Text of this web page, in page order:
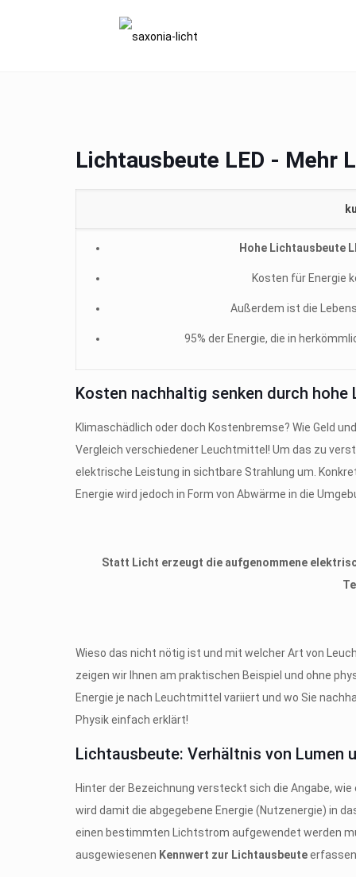
Lichtausbeute LED - Mehr
Hohe Lichtausbeute
Kosten für Energie
Außerdem ist die
95% der Energie, die in
Kosten nachhaltig senken durch hohe
Klimaschädlich oder doch Kostenbremse? Wie Geld
Vergleich verschiedener Leuchtmittel! Um das zu
elektrische Leistung in sichtbare Strahlung um.
Energie wird jedoch in Form von Abwärme in die
Statt Licht erzeugt die aufgenommene
Wieso das nicht nötig ist und mit welcher Art von
zeigen wir Ihnen am praktischen Beispiel und ohne
Energie je nach Leuchtmittel variiert und wo Sie
Physik einfach erklärt!
Lichtausbeute: Verhältnis von Lumen
Hinter der Bezeichnung versteckt sich die Angabe,
wird damit die abgegebene Energie (Nutzenergie) in
einen bestimmten Lichtstrom aufgewendet werden
ausgewiesenen Kennwert zur Lichtausbeute